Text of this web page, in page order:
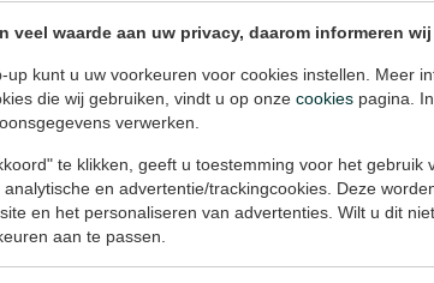
veel waarde aan uw privacy, daarom informeren
up kunt u uw voorkeuren voor cookies instellen. Meer
die wij gebruiken, vindt u op onze cookies pagina.
verwerken.
te klikken, geeft u toestemming voor het gebruik
en advertentie/trackingcookies. Deze
en het personaliseren van advertenties. Wilt u dit
aan te passen.
in onze kliniek kent weinig bijwerkingen
kans op lichte hoofdpijn, misselijkheid of
en moet u voor de operatie nuchter zijn.